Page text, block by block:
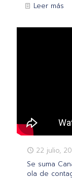
Leer más
22 julio,
Se suma
ola de